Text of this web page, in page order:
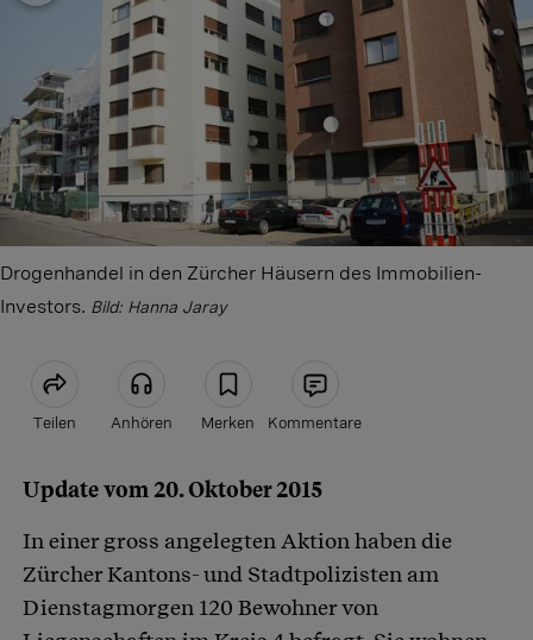
Drogenhandel in den Zürcher Häusern des Immobilien-
Investors. Bild: Hanna Jaray
Teilen Anhören Merken Kommentare
Artikel teilen
Update vom 20. Oktober 2015
In einer gross angelegten Aktion haben die
Zürcher Kantons- und Stadtpolizisten am
Dienstagmorgen 120 Bewohner von